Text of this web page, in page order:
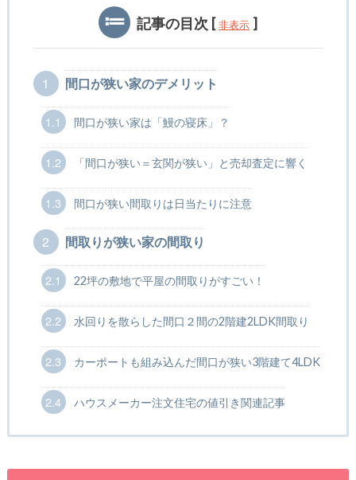
記事の目次 [ 非表示 ]
1 間口が狭い家のデメリット
1.1 間口が狭い家は「鰻の寝床」？
1.2 「間口が狭い＝玄関が狭い」と売却査定に響く
1.3 間口が狭い間取りは日当たりに注意
2 間取りが狭い家の間取り
2.1 22坪の敷地で平屋の間取りがすごい！
2.2 水回りを散らした間口２間の2階建2LDK間取り
2.3 カーポートも組み込んだ間口が狭い3階建て4LDK
2.4 ハウスメーカー注文住宅の値引き関連記事